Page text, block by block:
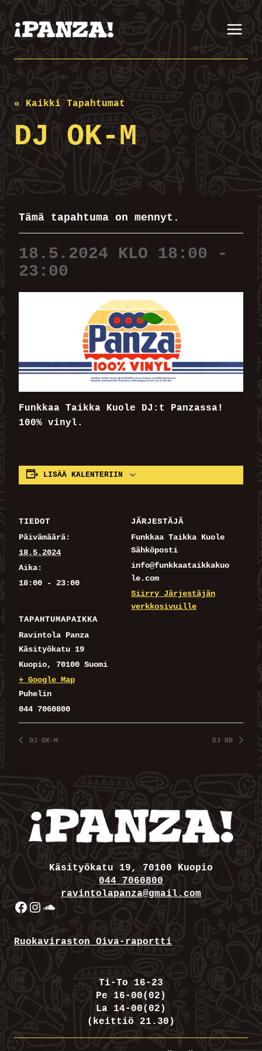
sisältöön
« Kaikki Tapahtumat
DJ OK-M
Tämä tapahtuma on mennyt.
18.5.2024 KLO 18:00 -
23:00
Funkkaa Taikka Kuole DJ:t Panzassa!
100% vinyl.
LISÄÄ KALENTERIIN
TIEDOT
Päivämäärä:
18.5.2024
Aika:
18:00 - 23:00
TAPAHTUMAPAIKKA
Ravintola Panza
Käsityökatu 19
Kuopio, 70100 Suomi
+ Google Map
Puhelin
044 7060800
JÄRJESTÄJÄ
Funkkaa Taikka Kuole
Sähköposti
info@funkkaataikkakuo
le.com
Siirry Järjestäjän
verkkosivuille
DJ OK-M DJ RR
Käsityökatu 19, 70100 Kuopio
044 7060800
ravintolapanza@gmail.com
Facebook
Instagram
SoundCloud
Ruokaviraston Oiva-raportti
Ti-To 16-23
Pe 16-00(02)
La 14-00(02)
(keittiö 21.30)